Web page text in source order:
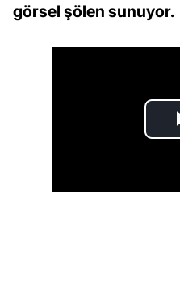
görsel şölen sunuyor.